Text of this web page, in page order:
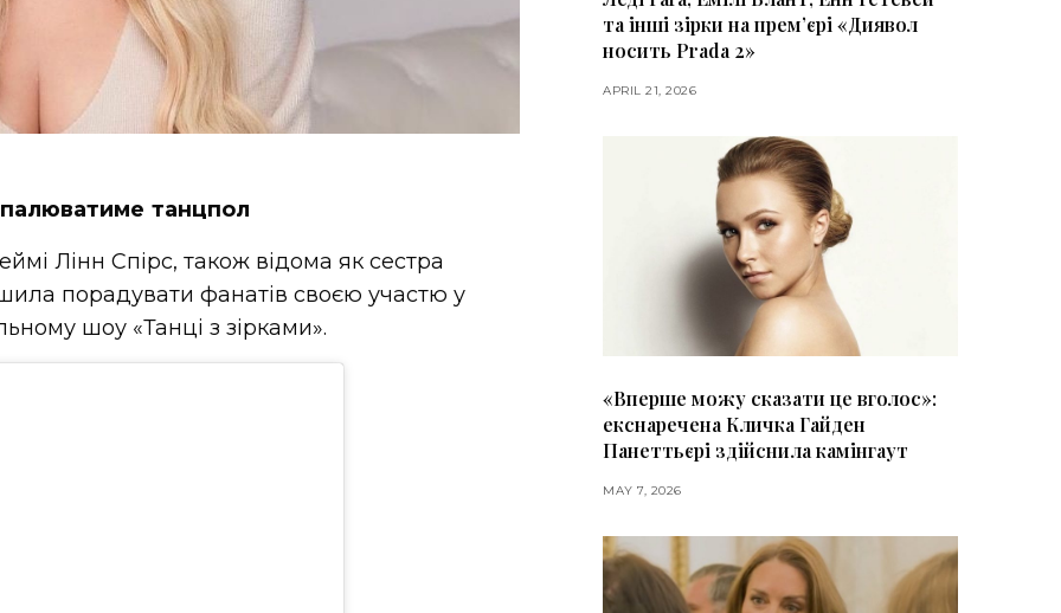
танцпол
Лінн Спірс, також відома як сестра
порадувати фанатів своєю участю у
шоу «Танці з зірками».
та інші зірки на премʼєрі «Диявол
носить Prada 2»
APRIL 21, 2026
«Вперше можу сказати це вголос»:
екснаречена Кличка Гайден
Панеттьєрі здійснила камінгаут
MAY 7, 2026